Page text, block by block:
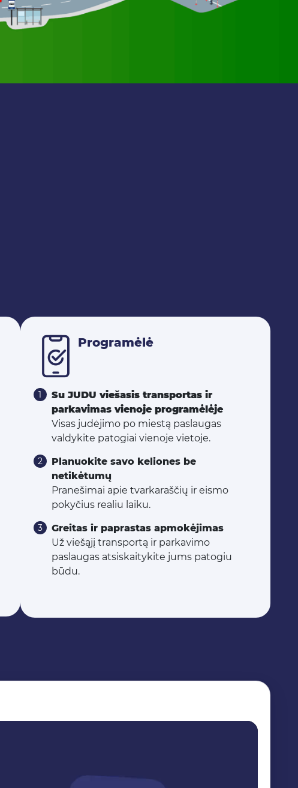
Programėlė
Su JUDU viešasis transportas ir
parkavimas vienoje programėlėje
Visas judėjimo po miestą paslaugas
valdykite patogiai vienoje vietoje.
Planuokite savo keliones be
netikėtumų
Pranešimai apie tvarkaraščių ir eismo
pokyčius realiu laiku.
Greitas ir paprastas apmokėjimas
Už viešąjį transportą ir parkavimo
paslaugas atsiskaitykite jums patogiu
būdu.